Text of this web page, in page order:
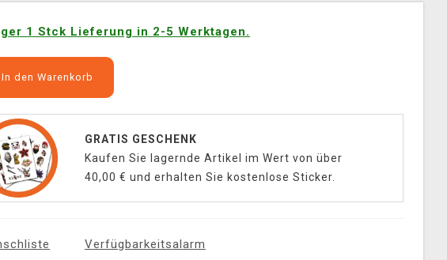
1 Stck Lieferung in 2-5 Werktagen.
In den Warenkorb
GRATIS GESCHENK
Kaufen Sie lagernde Artikel im Wert von über
40,00 € und erhalten Sie kostenlose Sticker.
Verfügbarkeitsalarm